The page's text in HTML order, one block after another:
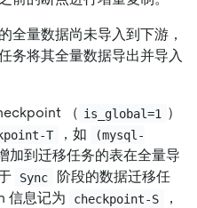
全量数据尚未导入到下游，
务将其全量数据导出并导入
（ is_global=1
）
T ，如
(mysql-
加到迁移任务的表在全量导
Sync
阶段的数据迁移任
信息记为
checkpoint-S
，